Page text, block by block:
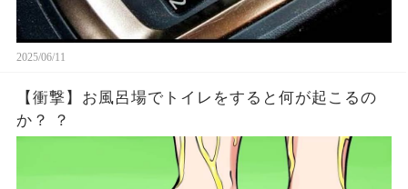
2025/06/11
【衝撃】お風呂場でトイレをすると何が起こるの
か？ ？